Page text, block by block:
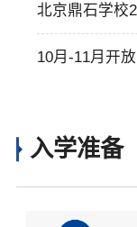
北京鼎石学校
10月-11月开
入学准备